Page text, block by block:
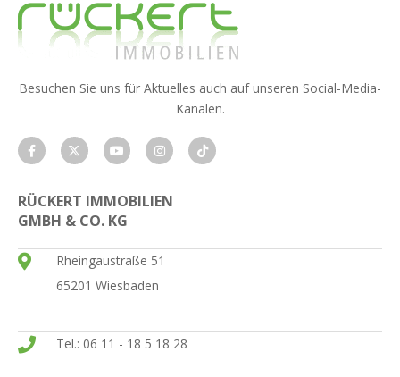
Besuchen Sie uns für Aktuelles auch auf unseren Social-Media-
Kanälen.
RÜCKERT IMMOBILIEN
GMBH & CO. KG
Rheingaustraße 51
65201 Wiesbaden
Tel.: 06 11 - 18 5 18 28